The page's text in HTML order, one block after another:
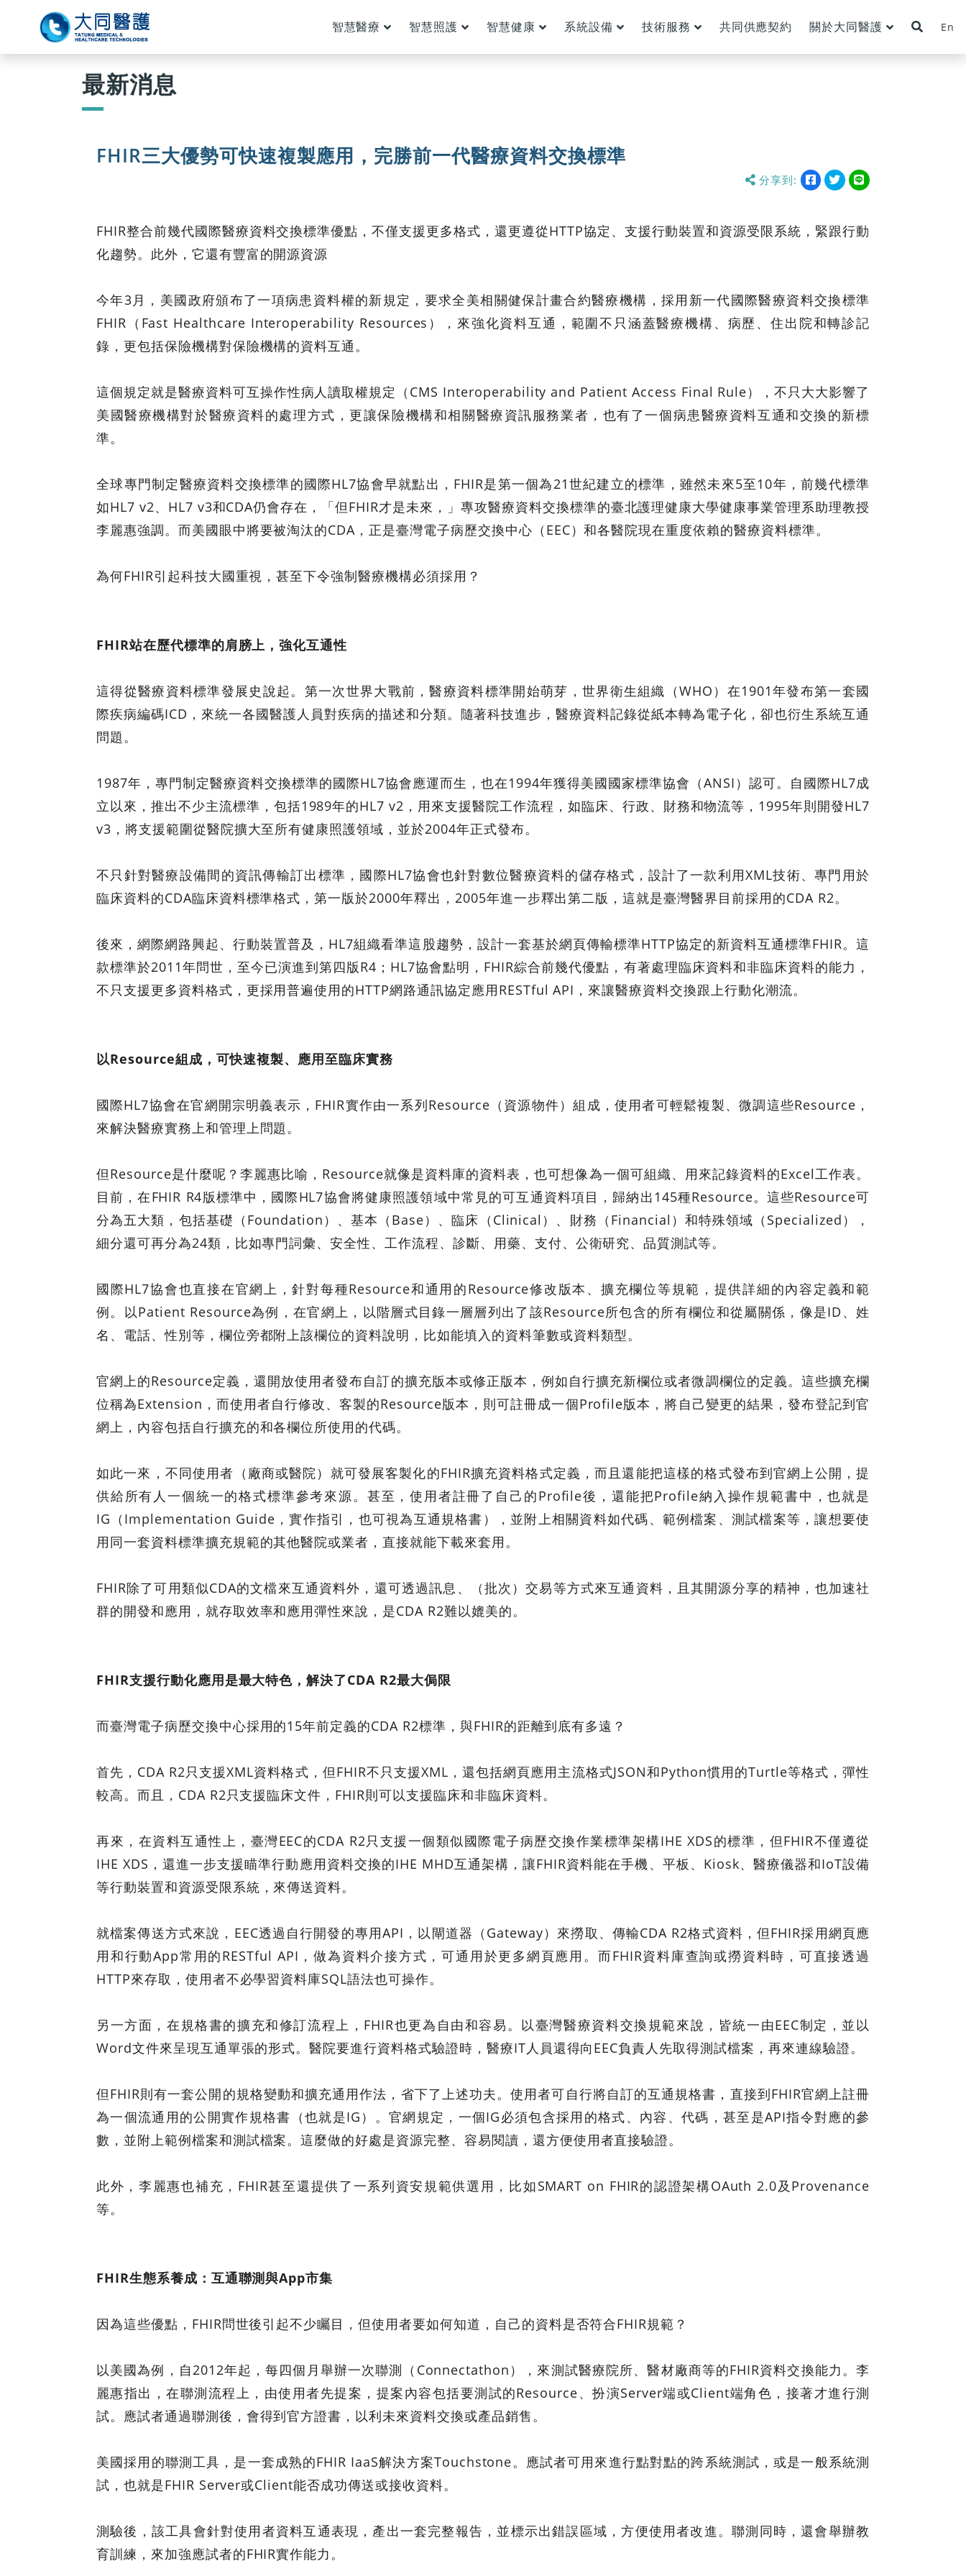
智慧醫療 智慧照護 智慧健康 系統設備 技術服務 共同供應契約 關於大同醫護 En
最新消息
FHIR三大優勢可快速複製應用，完勝前一代醫療資料交換標準
分
分享到:
分
享
分
享
分
享
FHIR整合前幾代國際醫療資料交換標準優點，不僅支援更多格式，還更遵從HTTP協定、支援行動裝置和資源受限系統，緊跟行動
化趨勢。此外，它還有豐富的開源資源
今年3月，美國政府頒布了一項病患資料權的新規定，要求全美相關健保計畫合約醫療機構，採用新一代國際醫療資料交換標準
FHIR（Fast Healthcare Interoperability Resources），來強化資料互通，範圍不只涵蓋醫療機構、病歷、住出院和轉診記
錄，更包括保險機構對保險機構的資料互通。
這個規定就是醫療資料可互操作性病人讀取權規定（CMS Interoperability and Patient Access Final Rule），不只大大影響了
美國醫療機構對於醫療資料的處理方式，更讓保險機構和相關醫療資訊服務業者，也有了一個病患醫療資料互通和交換的新標
準。
全球專門制定醫療資料交換標準的國際HL7協會早就點出，FHIR是第一個為21世紀建立的標準，雖然未來5至10年，前幾代標準
如HL7 v2、HL7 v3和CDA仍會存在，「但FHIR才是未來，」專攻醫療資料交換標準的臺北護理健康大學健康事業管理系助理教授
李麗惠強調。而美國眼中將要被淘汰的CDA，正是臺灣電子病歷交換中心（EEC）和各醫院現在重度依賴的醫療資料標準。
為何FHIR引起科技大國重視，甚至下令強制醫療機構必須採用？
FHIR站在歷代標準的肩膀上，強化互通性
這得從醫療資料標準發展史說起。第一次世界大戰前，醫療資料標準開始萌芽，世界衛生組織（WHO）在1901年發布第一套國
際疾病編碼ICD，來統一各國醫護人員對疾病的描述和分類。隨著科技進步，醫療資料記錄從紙本轉為電子化，卻也衍生系統互通
問題。
1987年，專門制定醫療資料交換標準的國際HL7協會應運而生，也在1994年獲得美國國家標準協會（ANSI）認可。自國際HL7成
立以來，推出不少主流標準，包括1989年的HL7 v2，用來支援醫院工作流程，如臨床、行政、財務和物流等，1995年則開發HL7
v3，將支援範圍從醫院擴大至所有健康照護領域，並於2004年正式發布。
不只針對醫療設備間的資訊傳輸訂出標準，國際HL7協會也針對數位醫療資料的儲存格式，設計了一款利用XML技術、專門用於
臨床資料的CDA臨床資料標準格式，第一版於2000年釋出，2005年進一步釋出第二版，這就是臺灣醫界目前採用的CDA R2。
後來，網際網路興起、行動裝置普及，HL7組織看準這股趨勢，設計一套基於網頁傳輸標準HTTP協定的新資料互通標準FHIR。這
款標準於2011年問世，至今已演進到第四版R4；HL7協會點明，FHIR綜合前幾代優點，有著處理臨床資料和非臨床資料的能力，
不只支援更多資料格式，更採用普遍使用的HTTP網路通訊協定應用RESTful API，來讓醫療資料交換跟上行動化潮流。
以Resource組成，可快速複製、應用至臨床實務
國際HL7協會在官網開宗明義表示，FHIR實作由一系列Resource（資源物件）組成，使用者可輕鬆複製、微調這些Resource，
來解決醫療實務上和管理上問題。
但Resource是什麼呢？李麗惠比喻，Resource就像是資料庫的資料表，也可想像為一個可組織、用來記錄資料的Excel工作表。
目前，在FHIR R4版標準中，國際HL7協會將健康照護領域中常見的可互通資料項目，歸納出145種Resource。這些Resource可
分為五大類，包括基礎（Foundation）、基本（Base）、臨床（Clinical）、財務（Financial）和特殊領域（Specialized），
細分還可再分為24類，比如專門詞彙、安全性、工作流程、診斷、用藥、支付、公衛研究、品質測試等。
國際HL7協會也直接在官網上，針對每種Resource和通用的Resource修改版本、擴充欄位等規範，提供詳細的內容定義和範
例。以Patient Resource為例，在官網上，以階層式目錄一層層列出了該Resource所包含的所有欄位和從屬關係，像是ID、姓
名、電話、性別等，欄位旁都附上該欄位的資料說明，比如能填入的資料筆數或資料類型。
官網上的Resource定義，還開放使用者發布自訂的擴充版本或修正版本，例如自行擴充新欄位或者微調欄位的定義。這些擴充欄
位稱為Extension，而使用者自行修改、客製的Resource版本，則可註冊成一個Profile版本，將自己變更的結果，發布登記到官
網上，內容包括自行擴充的和各欄位所使用的代碼。
如此一來，不同使用者（廠商或醫院）就可發展客製化的FHIR擴充資料格式定義，而且還能把這樣的格式發布到官網上公開，提
供給所有人一個統一的格式標準參考來源。甚至，使用者註冊了自己的Profile後，還能把Profile納入操作規範書中，也就是
IG（Implementation Guide，實作指引，也可視為互通規格書），並附上相關資料如代碼、範例檔案、測試檔案等，讓想要使
用同一套資料標準擴充規範的其他醫院或業者，直接就能下載來套用。
FHIR除了可用類似CDA的文檔來互通資料外，還可透過訊息、（批次）交易等方式來互通資料，且其開源分享的精神，也加速社
群的開發和應用，就存取效率和應用彈性來說，是CDA R2難以媲美的。
FHIR支援行動化應用是最大特色，解決了CDA R2最大侷限
而臺灣電子病歷交換中心採用的15年前定義的CDA R2標準，與FHIR的距離到底有多遠？
首先，CDA R2只支援XML資料格式，但FHIR不只支援XML，還包括網頁應用主流格式JSON和Python慣用的Turtle等格式，彈性
較高。而且，CDA R2只支援臨床文件，FHIR則可以支援臨床和非臨床資料。
再來，在資料互通性上，臺灣EEC的CDA R2只支援一個類似國際電子病歷交換作業標準架構IHE XDS的標準，但FHIR不僅遵從
IHE XDS，還進一步支援瞄準行動應用資料交換的IHE MHD互通架構，讓FHIR資料能在手機、平板、Kiosk、醫療儀器和IoT設備
等行動裝置和資源受限系統，來傳送資料。
就檔案傳送方式來說，EEC透過自行開發的專用API，以閘道器（Gateway）來撈取、傳輸CDA R2格式資料，但FHIR採用網頁應
用和行動App常用的RESTful API，做為資料介接方式，可通用於更多網頁應用。而FHIR資料庫查詢或撈資料時，可直接透過
HTTP來存取，使用者不必學習資料庫SQL語法也可操作。
另一方面，在規格書的擴充和修訂流程上，FHIR也更為自由和容易。以臺灣醫療資料交換規範來說，皆統一由EEC制定，並以
Word文件來呈現互通單張的形式。醫院要進行資料格式驗證時，醫療IT人員還得向EEC負責人先取得測試檔案，再來連線驗證。
但FHIR則有一套公開的規格變動和擴充通用作法，省下了上述功夫。使用者可自行將自訂的互通規格書，直接到FHIR官網上註冊
為一個流通用的公開實作規格書（也就是IG）。官網規定，一個IG必須包含採用的格式、內容、代碼，甚至是API指令對應的參
數，並附上範例檔案和測試檔案。這麼做的好處是資源完整、容易閱讀，還方便使用者直接驗證。
此外，李麗惠也補充，FHIR甚至還提供了一系列資安規範供選用，比如SMART on FHIR的認證架構OAuth 2.0及Provenance
等。
FHIR生態系養成：互通聯測與App市集
因為這些優點，FHIR問世後引起不少矚目，但使用者要如何知道，自己的資料是否符合FHIR規範？
以美國為例，自2012年起，每四個月舉辦一次聯測（Connectathon），來測試醫療院所、醫材廠商等的FHIR資料交換能力。李
麗惠指出，在聯測流程上，由使用者先提案，提案內容包括要測試的Resource、扮演Server端或Client端角色，接著才進行測
試。應試者通過聯測後，會得到官方證書，以利未來資料交換或產品銷售。
美國採用的聯測工具，是一套成熟的FHIR IaaS解決方案Touchstone。應試者可用來進行點對點的跨系統測試，或是一般系統測
試，也就是FHIR Server或Client能否成功傳送或接收資料。
測驗後，該工具會針對使用者資料互通表現，產出一套完整報告，並標示出錯誤區域，方便使用者改進。聯測同時，還會舉辦教
育訓練，來加強應試者的FHIR實作能力。